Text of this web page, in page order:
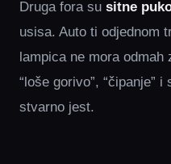
Druga fora su sitne
usisa. Auto ti odjednom
lampica ne mora
“loše gorivo”, “čipanje”
stvarno jest.